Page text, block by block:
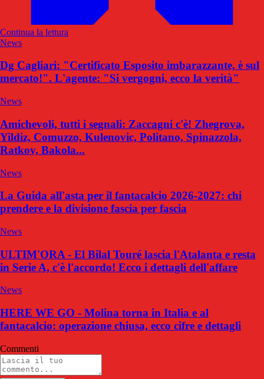
Continua la lettura
News
Dg Cagliari: "Certificato Esposito imbarazzante, è sul
mercato!". L'agente: "Si vergogni, ecco la verità"
News
Amichevoli, tutti i segnali: Zaccagni c'è! Zhegrova,
Yildiz, Comuzzo, Kulenovic, Politano, Spinazzola,
Ratkov, Bakola...
News
La Guida all'asta per il fantacalcio 2026-2027: chi
prendere e la divisione fascia per fascia
News
ULTIM'ORA - El Bilal Touré lascia l'Atalanta e resta
in Serie A, c'è l'accordo! Ecco i dettagli dell'affare
News
HERE WE GO - Molina torna in Italia e al
fantacalcio: operazione chiusa, ecco cifre e dettagli
Commenti